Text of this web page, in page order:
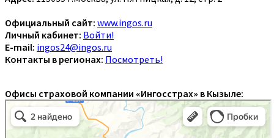
Официальный сайт: www.ingos.ru
Личный кабинет: Войти!
E-mail: ingos24@ingos.ru
Контакты в регионах: Посмотреть!
Офисы страховой компании «Ингосстрах» в Кызыле: